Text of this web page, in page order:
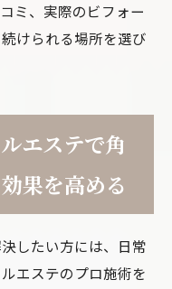
ミ、実際のビフォー
けられる場所を選び
エステで角
果を高める
したい方には、日常
エステのプロ施術を